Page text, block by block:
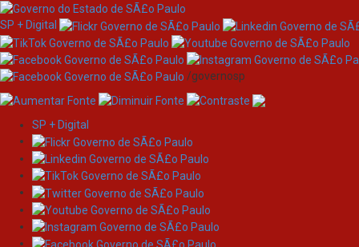
Skip
navigation
SP + Digital
/governosp
SP + Digital
Search